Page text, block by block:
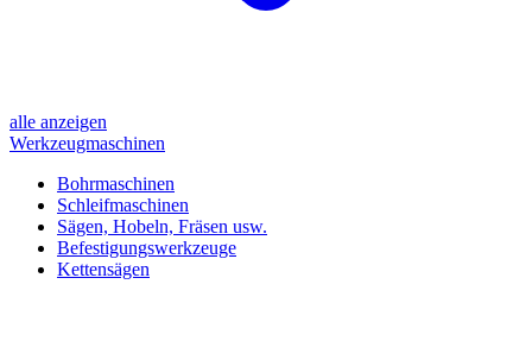
alle anzeigen
Werkzeugmaschinen
Bohrmaschinen
Schleifmaschinen
Sägen, Hobeln, Fräsen usw.
Befestigungswerkzeuge
Kettensägen